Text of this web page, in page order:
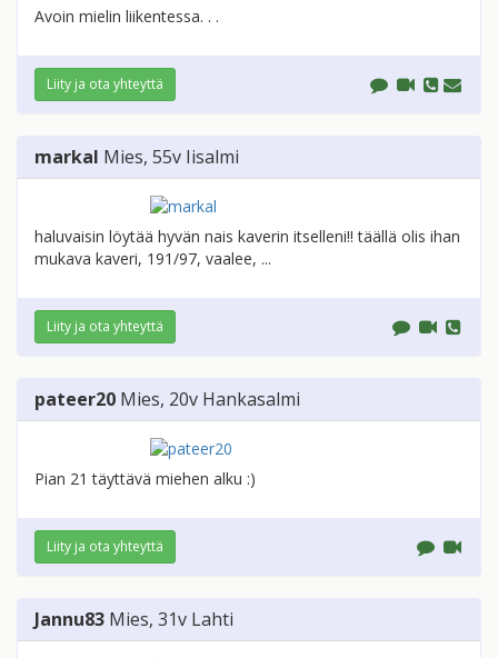
Avoin mielin liikentessa. . .
Liity ja ota yhteyttä
markal Mies, 55v Iisalmi
haluvaisin löytää hyvän nais kaverin itselleni!! täällä olis ihan
mukava kaveri, 191/97, vaalee, ...
Liity ja ota yhteyttä
pateer20 Mies, 20v Hankasalmi
Pian 21 täyttävä miehen alku :)
Liity ja ota yhteyttä
Jannu83 Mies, 31v Lahti